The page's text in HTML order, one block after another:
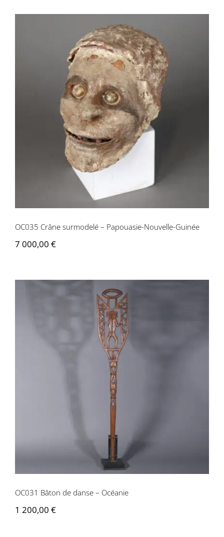
OC035 Crâne surmodelé – Papouasie-
Nouvelle-Guinée
OC035 Crâne surmodelé – Papouasie-Nouvelle-Guinée
7 000,00 €
OC031 Bâton de danse – Océanie
OC031 Bâton de danse – Océanie
1 200,00 €